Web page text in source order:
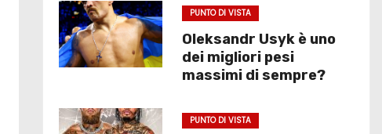
PUNTO DI VISTA
Oleksandr Usyk è uno
dei migliori pesi
massimi di sempre?
PUNTO DI VISTA